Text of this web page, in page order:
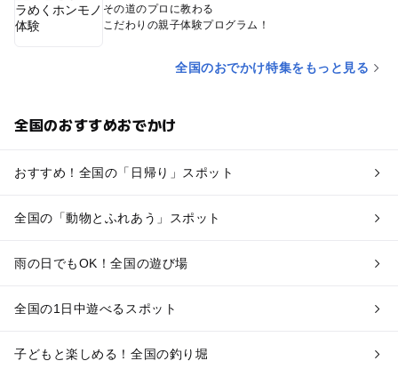
その道のプロに教わる
こだわりの親子体験プログラム！
全国のおでかけ特集をもっと見る
全国のおすすめおでかけ
おすすめ！全国の「日帰り」スポット
全国の「動物とふれあう」スポット
雨の日でもOK！全国の遊び場
全国の1日中遊べるスポット
子どもと楽しめる！全国の釣り堀